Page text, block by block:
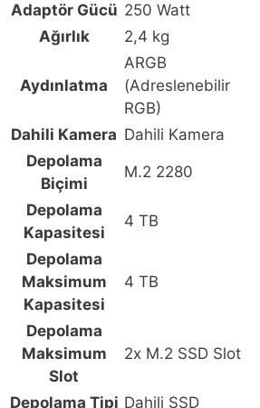
Adaptör Gücü 250 Watt
Ağırlık
2,4 kg
Aydınlatma
ARGB
(Adreslenebilir
RGB)
Dahili Kamera Dahili Kamera
Depolama
Biçimi
M.2 2280
Depolama
Kapasitesi
4 TB
Depolama
Maksimum
Kapasitesi
4 TB
Depolama
Maksimum
Slot
2x M.2 SSD Slot
Depolama Tipi Dahili SSD